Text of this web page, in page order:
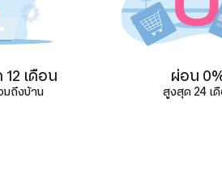
เดือน
มถึงบ้าน
ผ่อน
สูงสุด 24 เ